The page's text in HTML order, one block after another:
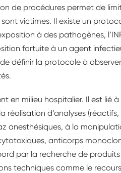
de procédures permet de
victimes. Il existe un
à des pathogènes,
fortuite à un agent
définir la protocole à
en milieu hospitalier. Il est lié à
d’analyses (réactifs,
anesthésiques, à la
anticorps
par la recherche de
techniques comme le